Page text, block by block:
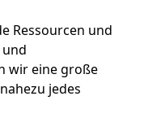
Ressourcen und
wir eine große
jedes